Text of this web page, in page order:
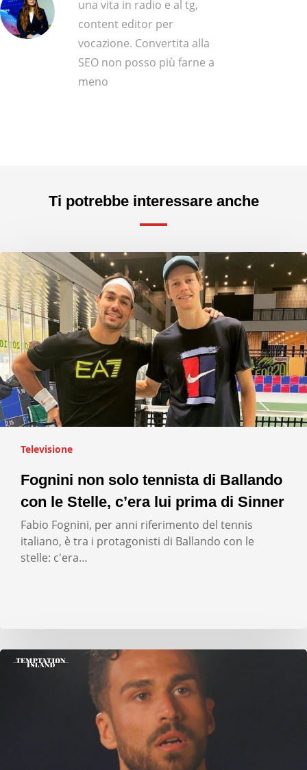
una vita in radio e al tg,
content editor per
vocazione. Convertita alla
SEO non posso più farne a
meno
Ti potrebbe interessare anche
Televisione
Fognini non solo tennista di Ballando
con le Stelle, c’era lui prima di Sinner
Fabio Fognini, per anni riferimento del tennis
italiano, è tra i protagonisti di Ballando con le
stelle: c'era…